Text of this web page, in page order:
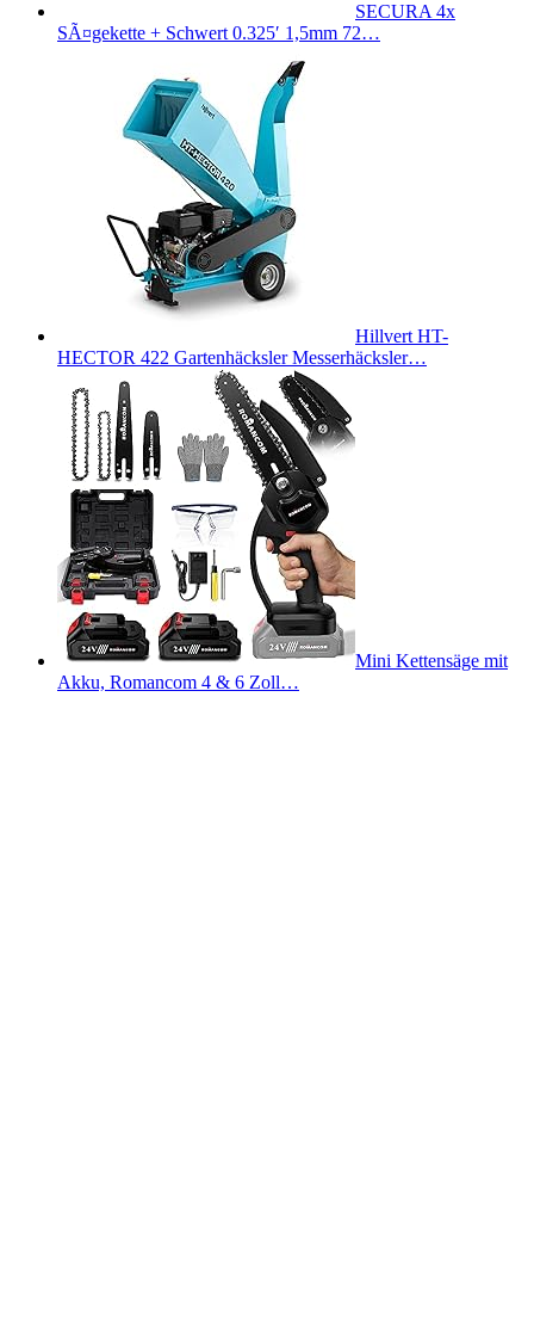
SECURA 4x
SÃ¤gekette + Schwert 0.325′ 1,5mm 72…
Hillvert HT-
HECTOR 422 Gartenhäcksler Messerhäcksler…
Mini Kettensäge mit
Akku, Romancom 4 & 6 Zoll…